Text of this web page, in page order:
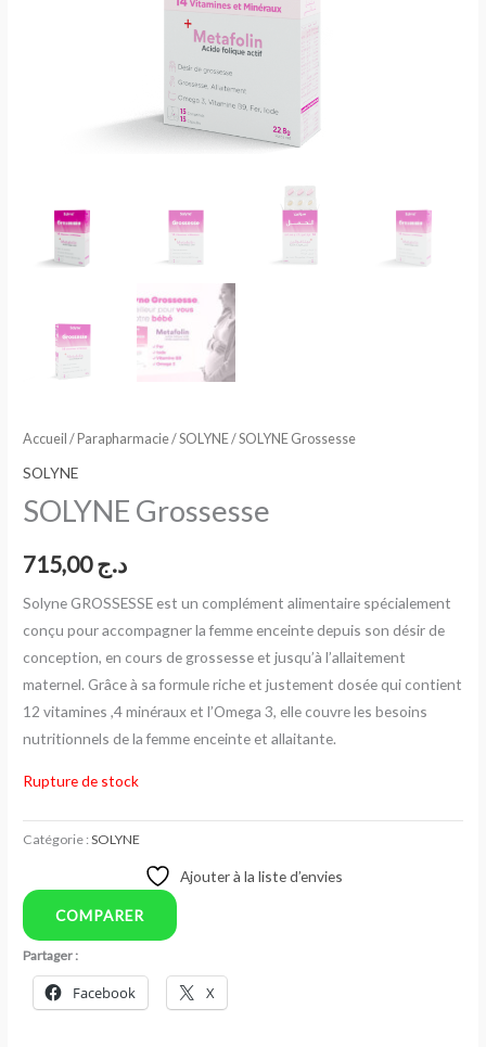
Accueil / Parapharmacie/SOLYNE/ SOLYNE Grossesse
SOLYNE
SOLYNE Grossesse
د.ج715,00
Solyne GROSSESSE est un complément alimentaire spécialement
conçu pour accompagner la femme enceinte depuis son désir de
conception, en cours de grossesse et jusqu’à l’allaitement
maternel. Grâce à sa formule riche et justement dosée qui contient
12 vitamines ,4 minéraux et l’Omega 3, elle couvre les besoins
nutritionnels de la femme enceinte et allaitante.
Rupture de stock
Catégorie :SOLYNE
Ajouter à la liste d’envies
COMPARER
Partager :
Facebook X